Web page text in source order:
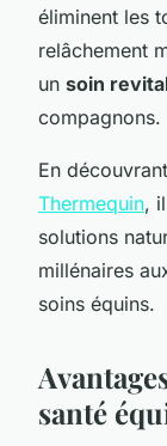
éliminent les
relâchement
un soin
compagnons.
En
Thermequin,
solutions
millénaires
soins équins.
santé